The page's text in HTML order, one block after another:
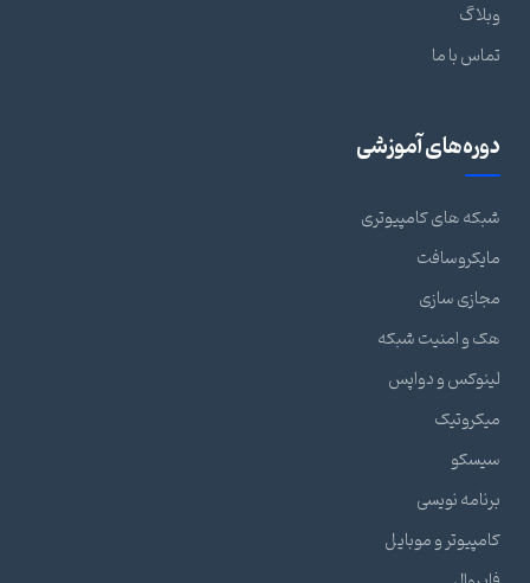
وبلاگ
تماس با ما
دوره‌های آموزشی
شبکه های کامپیوتری
مایکروسافت
مجازی سازی
هک و امنیت شبکه
لینوکس و دواپس
میکروتیک
سیسکو
برنامه نویسی
کامپیوتر و موبایل